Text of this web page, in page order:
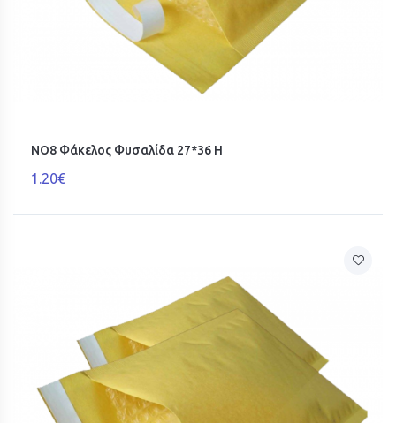
ΝΟ8 Φάκελος Φυσαλίδα 27*36 H
1.20€